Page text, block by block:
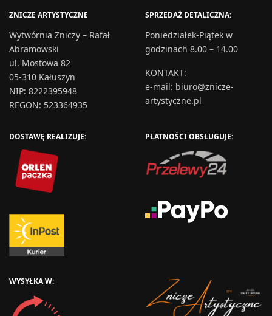
ZNICZE ARTYSTYCZNE
Wytwórnia Zniczy – Rafał
Abramowski
ul. Mostowa 82
05-310 Kałuszyn
NIP: 8222395948
REGON: 523364935
SPRZEDAŻ DETALICZNA:
Poniedziałek-Piątek w
godzinach 8.00 – 14.00
KONTAKT:
e-mail: biuro@znicze-
artystyczne.pl
DOSTAWĘ REALIZUJE: PŁATNOŚCI OBSŁUGUJE:
WYSYŁKA W: